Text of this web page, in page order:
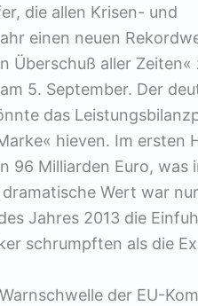
die allen Krisen- und
einen neuen
Überschuß aller Zeiten«
5. September. Der
das
hieven. Im ersten
96 Milliarden Euro, was
Wert war
Jahres 2013 die
schrumpften als die
der EU-